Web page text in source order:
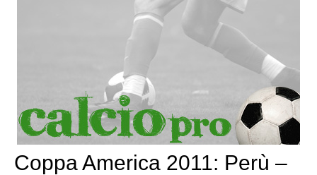
Coppa America 2011: Perù –